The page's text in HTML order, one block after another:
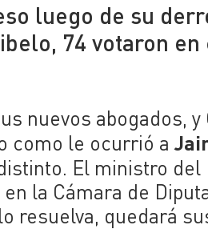
luego de su
74 votaron en
nuevos abogados,
como le ocurrió a
El ministro
la Cámara de
resuelva, quedará